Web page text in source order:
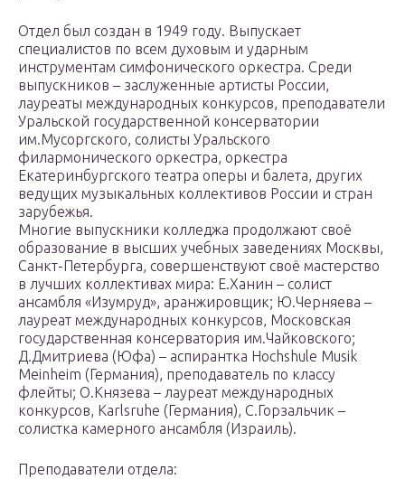
Отдел был создан в 1949 году. Выпускает
специалистов по всем духовым и ударным
инструментам симфонического оркестра. Среди
выпускников – заслуженные артисты России,
лауреаты международных конкурсов, преподаватели
Уральской государственной консерватории
им.Мусоргского, солисты Уральского
филармонического оркестра, оркестра
Екатеринбургского театра оперы и балета, других
ведущих музыкальных коллективов России и стран
зарубежья.
Многие выпускники колледжа продолжают своё
образование в высших учебных заведениях Москвы,
Санкт-Петербурга, совершенствуют своё мастерство
в лучших коллективах мира: Е.Ханин – солист
ансамбля «Изумруд», аранжировщик; Ю.Черняева –
лауреат международных конкурсов, Московская
государственная консерватория им.Чайковского;
Д.Дмитриева (Юфа) – аспирантка Hochshule Musik
Meinheim (Германия), преподаватель по классу
флейты; О.Князева – лауреат международных
конкурсов, Karlsruhe (Германия), С.Горзальчик –
солистка камерного ансамбля (Израиль).
Преподаватели отдела: